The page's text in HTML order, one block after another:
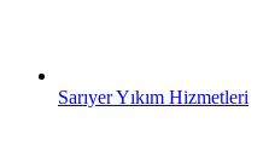
Sarıyer Yıkım Hizmetleri